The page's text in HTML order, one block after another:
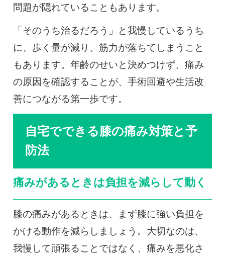
問題が隠れていることもあります。
「そのうち治るだろう」と我慢しているうち
に、歩く量が減り、筋力が落ちてしまうこと
もあります。年齢のせいと決めつけず、痛み
の原因を確認することが、手術回避や生活改
善につながる第一歩です。
自宅でできる膝の痛み対策と予
防法
痛みがあるときは負担を減らして動く
膝の痛みがあるときは、まず膝に強い負担を
かける動作を減らしましょう。大切なのは、
我慢して頑張ることではなく、痛みを悪化さ